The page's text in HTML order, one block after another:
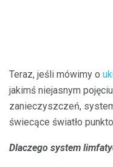
Teraz, jeśli mówimy o
jakimś niejasnym
zanieczyszczeń,
świecące światło
Dlaczego system